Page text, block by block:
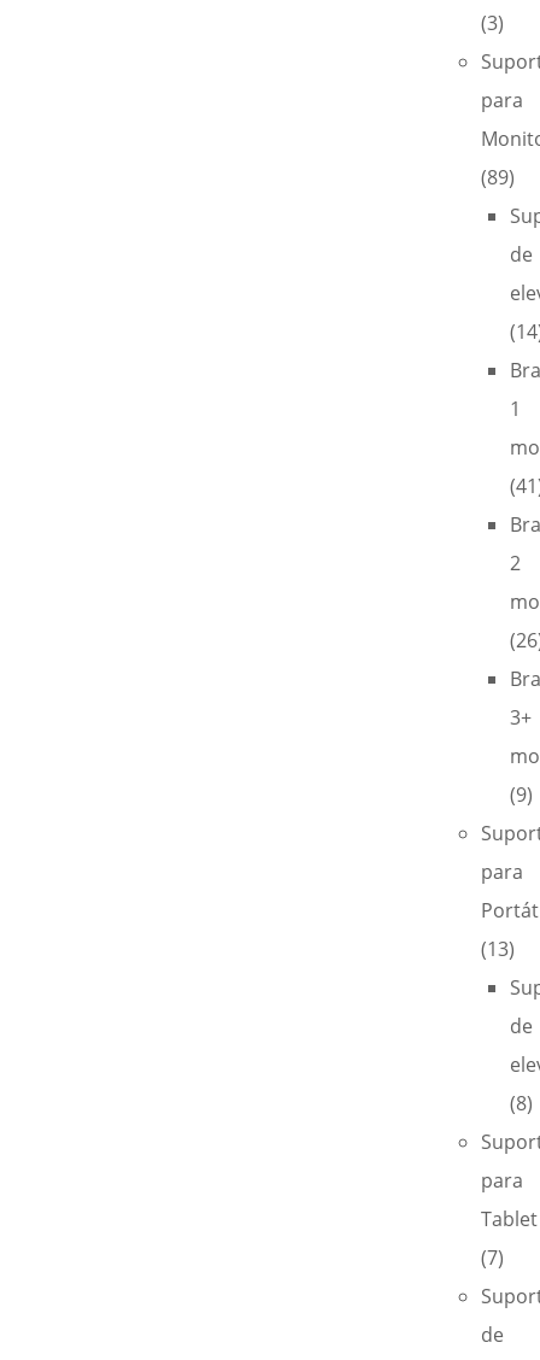
(3)
para
(89)
de
1
2
3+
(9)
para
(13)
de
(8)
para
Tablet
(7)
de